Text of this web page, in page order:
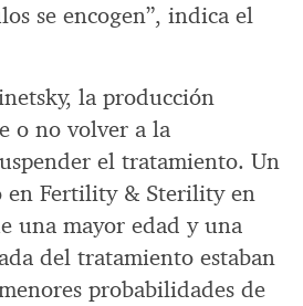
se encogen”, indica el
la producción
o no volver a la
el tratamiento. Un
en Fertility & Sterility en
una mayor edad y una
del tratamiento estaban
probabilidades de